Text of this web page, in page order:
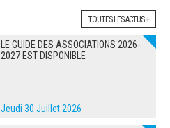
TOUTES LES ACTUS +
LE GUIDE DES ASSOCIATIONS 2026-
2027 EST DISPONIBLE
Jeudi 30 Juillet 2026